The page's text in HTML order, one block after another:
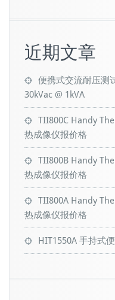
近期文章
便携式交流耐压测
30kVac @ 1kVA
TII800C Handy
热成像仪报价格
TII800B Handy
热成像仪报价格
TII800A Handy
热成像仪报价格
HIT1550A 手持式